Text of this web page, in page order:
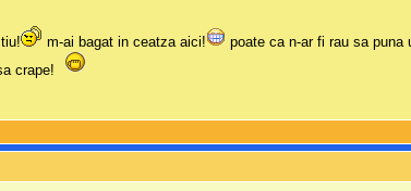
m-ai bagat in ceatza aici!
poate ca n-ar fi rau sa
crape!